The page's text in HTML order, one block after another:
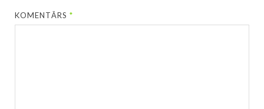
KOMENTĀRS*